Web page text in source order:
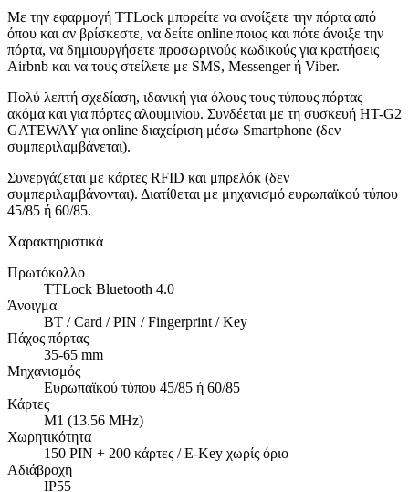
Με την εφαρμογή TTLock μπορείτε να ανοίξετε την πόρτα από
όπου και αν βρίσκεστε, να δείτε online ποιος και πότε άνοιξε την
πόρτα, να δημιουργήσετε προσωρινούς κωδικούς για κρατήσεις
Airbnb και να τους στείλετε με SMS, Messenger ή Viber.
Πολύ λεπτή σχεδίαση, ιδανική για όλους τους τύπους πόρτας —
ακόμα και για πόρτες αλουμινίου. Συνδέεται με τη συσκευή HT-G2
GATEWAY για online διαχείριση μέσω Smartphone (δεν
συμπεριλαμβάνεται).
Συνεργάζεται με κάρτες RFID και μπρελόκ (δεν
συμπεριλαμβάνονται). Διατίθεται με μηχανισμό ευρωπαϊκού τύπου
45/85 ή 60/85.
Χαρακτηριστικά
Πρωτόκολλο
TTLock Bluetooth 4.0
Άνοιγμα
BT / Card / PIN / Fingerprint / Key
Πάχος πόρτας
35-65 mm
Μηχανισμός
Ευρωπαϊκού τύπου 45/85 ή 60/85
Κάρτες
M1 (13.56 MHz)
Χωρητικότητα
150 PIN + 200 κάρτες / E-Key χωρίς όριο
Αδιάβροχη
IP55